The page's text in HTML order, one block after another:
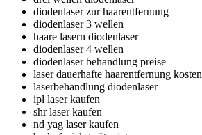
diodenlaser zur haarentfernung
diodenlaser 3 wellen
haare lasern diodenlaser
diodenlaser 4 wellen
diodenlaser behandlung preise
laser dauerhafte haarentfernung kosten
laserbehandlung diodenlaser
ipl laser kaufen
shr laser kaufen
nd yag laser kaufen